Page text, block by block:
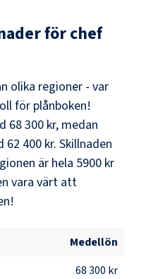
förchef
olika regioner - var
för plånboken!
68 300 kr, medan
62 400 kr. Skillnaden
är hela 5900 kr
vara värt att
Medellön
68 300 kr